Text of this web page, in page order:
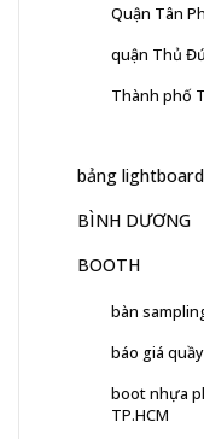
Quận Tân
quận Thủ
Thành phố
bảng lightboard
BÌNH DƯƠNG
BOOTH
bàn
báo giá
boot nhựa
TP.HCM